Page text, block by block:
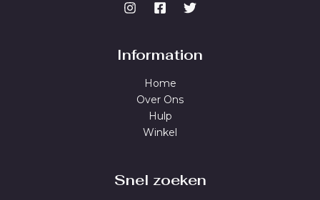
Information
Home
Over Ons
Hulp
Winkel
Snel zoeken